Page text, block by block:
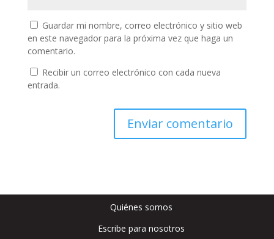
Guardar mi nombre, correo electrónico y sitio web
en este navegador para la próxima vez que haga un
comentario.
Recibir un correo electrónico con cada nueva
entrada.
Quiénes somos
Escribe para nosotros